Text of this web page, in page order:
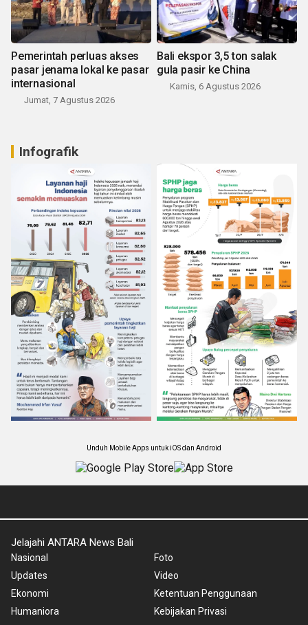
Pemerintah perluas akses
pasar jenama lokal ke pasar
internasional
Jumat, 7 Agustus 2026
Bali ekspor 3,5 ton salak
gula pasir ke China
Kamis, 6 Agustus 2026
Infografik
Unduh Mobile Apps untuk iOS dan Android
Jelajahi ANTARA News Bali
Nasional
Updates
Ekonomi
Humaniora
Foto
Video
Ketentuan Penggunaan
Kebijakan Privasi